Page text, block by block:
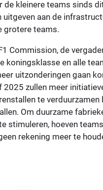
de kleinere teams sinds
uitgeven aan de
grotere teams.
Commission, de
koningsklasse en alle
uitzonderingen gaan
2025 zullen meer
te verduurzamen
Om duurzame
stimuleren, hoeven
rekening meer te